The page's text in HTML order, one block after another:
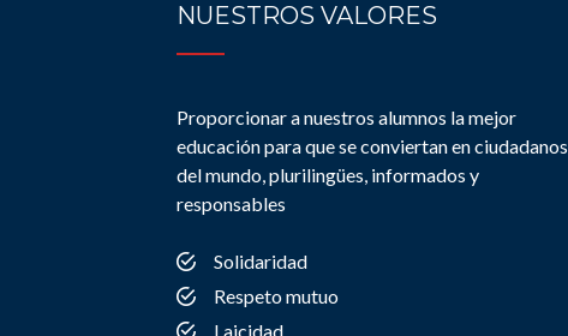
NUESTROS VALORES
Proporcionar a nuestros alumnos la mejor
educación para que se conviertan en ciudadanos
del mundo, plurilingües, informados y
responsables
Solidaridad
Respeto mutuo
Laicidad